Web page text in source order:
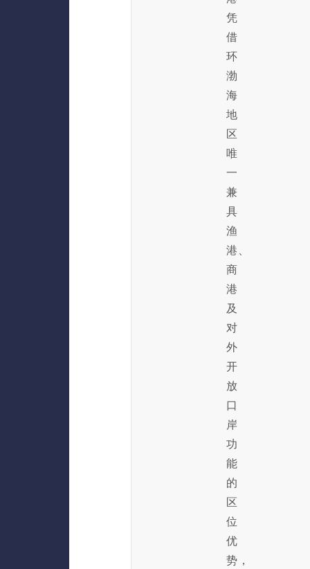
凭
借
环
渤
海
地
区
唯
一
兼
具
渔
港、
商
港
及
对
外
开
放
口
岸
功
能
的
区
位
优
势，